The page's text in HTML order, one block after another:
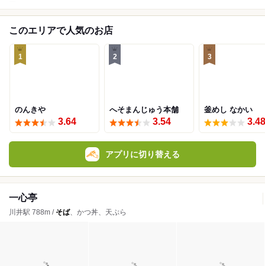
このエリアで人気のお店
1
のんきや
3.64
2
へそまんじゅう本舗
3.54
3
釜めし なかい
3.48
アプリに切り替える
一心亭
川井駅 788m / そば、かつ丼、天ぷら